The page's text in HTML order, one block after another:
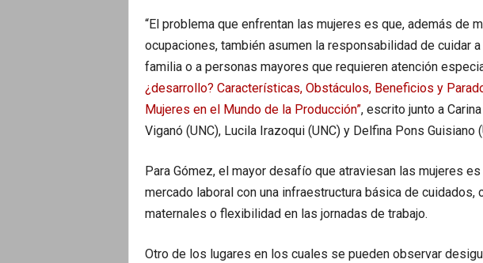
“El problema que enfrentan las mujeres es que, además de
ocupaciones, también asumen la responsabilidad de cuidar
familia o a personas mayores que requieren atención
¿desarrollo? Características, Obstáculos, Beneficios y
Mujeres en el Mundo de la Producción”, escrito junto a
Viganó (UNC), Lucila Irazoqui (UNC) y Delfina Pons Guisiano
Para Gómez, el mayor desafío que atraviesan las mujeres
mercado laboral con una infraestructura básica de cuidados,
maternales o flexibilidad en las jornadas de trabajo.
Otro de los lugares en los cuales se pueden observar